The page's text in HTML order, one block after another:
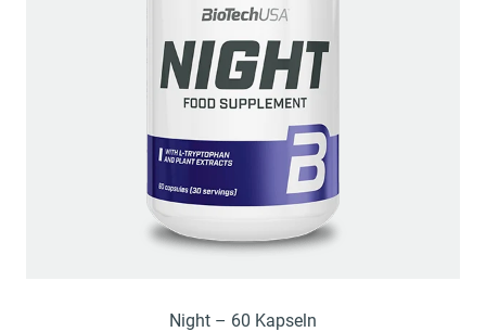
Night – 60 Kapseln